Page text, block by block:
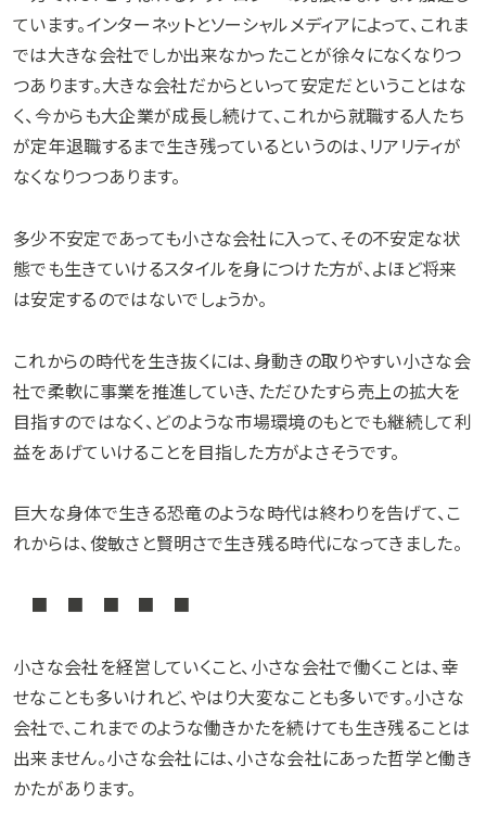
ています。インターネットとソーシャルメディアによって、これま
では大きな会社でしか出来なかったことが徐々になくなりつ
つあります。大きな会社だからといって安定だということはな
く、今からも大企業が成長し続けて、これから就職する人たち
が定年退職するまで生き残っているというのは、リアリティが
なくなりつつあります。
多少不安定であっても小さな会社に入って、その不安定な状
態でも生きていけるスタイルを身につけた方が、よほど将来
は安定するのではないでしょうか。
これからの時代を生き抜くには、身動きの取りやすい小さな会
社で柔軟に事業を推進していき、ただひたすら売上の拡大を
目指すのではなく、どのような市場環境のもとでも継続して利
益をあげていけることを目指した方がよさそうです。
巨大な身体で生きる恐竜のような時代は終わりを告げて、こ
れからは、俊敏さと賢明さで生き残る時代になってきました。
■ ■ ■ ■ ■
小さな会社を経営していくこと、小さな会社で働くことは、幸
せなことも多いけれど、やはり大変なことも多いです。小さな
会社で、これまでのような働きかたを続けても生き残ることは
出来ません。小さな会社には、小さな会社にあった哲学と働き
かたがあります。